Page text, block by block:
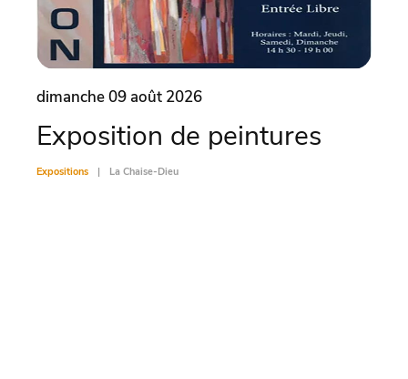
dimanche 09 août 2026
Exposition de peintures
Expositions La Chaise-Dieu